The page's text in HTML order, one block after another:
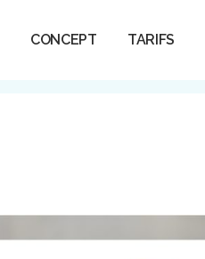
CONCEPT TARIFS